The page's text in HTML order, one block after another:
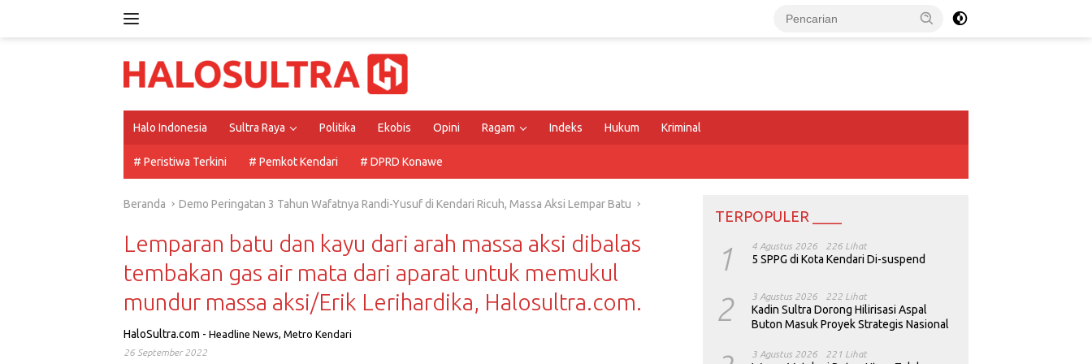
Halo Indonesia Sultra Raya Politika Ekobis Opini Ragam Indeks Hukum Kriminal
# Peristiwa Terkini # Pemkot Kendari # DPRD Konawe
Beranda Demo Peringatan 3 Tahun Wafatnya Randi-Yusuf di Kendari Ricuh, Massa Aksi Lempar Batu
Lemparan batu dan kayu dari arah massa aksi dibalas
tembakan gas air mata dari aparat untuk memukul
mundur massa aksi/Erik Lerihardika, Halosultra.com.
HaloSultra.com - Headline News, Metro Kendari
26 September 2022
TERPOPULER ____
1 4 Agustus 2026 226 Lihat
5 SPPG di Kota Kendari Di-suspend
2 3 Agustus 2026 222 Lihat
Kadin Sultra Dorong Hilirisasi Aspal
Buton Masuk Proyek Strategis Nasional
3 Agustus 2026 221 Lihat